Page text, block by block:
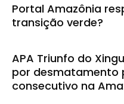
Portal Amazônia
transição verde?
APA Triunfo do
por desmatamento
consecutivo na